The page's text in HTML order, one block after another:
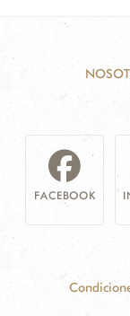
FACEBOOK